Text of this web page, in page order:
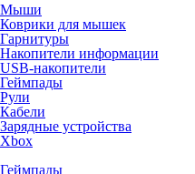
Мыши
Коврики для мышек
Гарнитуры
Накопители информации
USB-накопители
Геймпады
Рули
Кабели
Зарядные устройства
Xbox
Геймпады